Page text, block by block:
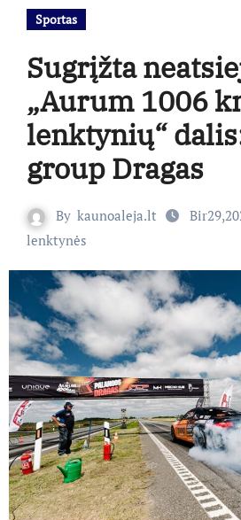
Sportas
Sugrįžta
„Aurum 1006
lenktynių“
group Dragas
By kaunoaleja.lt
lenktynės